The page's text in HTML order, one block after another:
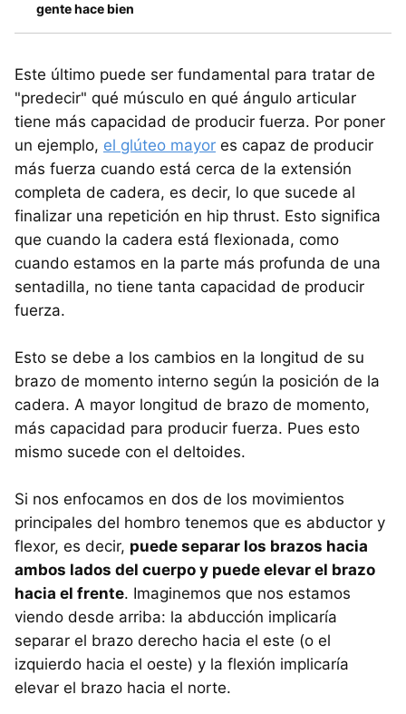
gente hace bien
Este último puede ser fundamental para tratar de
"predecir" qué músculo en qué ángulo articular
tiene más capacidad de producir fuerza. Por poner
un ejemplo, el glúteo mayor es capaz de producir
más fuerza cuando está cerca de la extensión
completa de cadera, es decir, lo que sucede al
finalizar una repetición en hip thrust. Esto significa
que cuando la cadera está flexionada, como
cuando estamos en la parte más profunda de una
sentadilla, no tiene tanta capacidad de producir
fuerza.
Esto se debe a los cambios en la longitud de su
brazo de momento interno según la posición de la
cadera. A mayor longitud de brazo de momento,
más capacidad para producir fuerza. Pues esto
mismo sucede con el deltoides.
Si nos enfocamos en dos de los movimientos
principales del hombro tenemos que es abductor y
flexor, es decir, puede separar los brazos hacia
ambos lados del cuerpo y puede elevar el brazo
hacia el frente. Imaginemos que nos estamos
viendo desde arriba: la abducción implicaría
separar el brazo derecho hacia el este (o el
izquierdo hacia el oeste) y la flexión implicaría
elevar el brazo hacia el norte.